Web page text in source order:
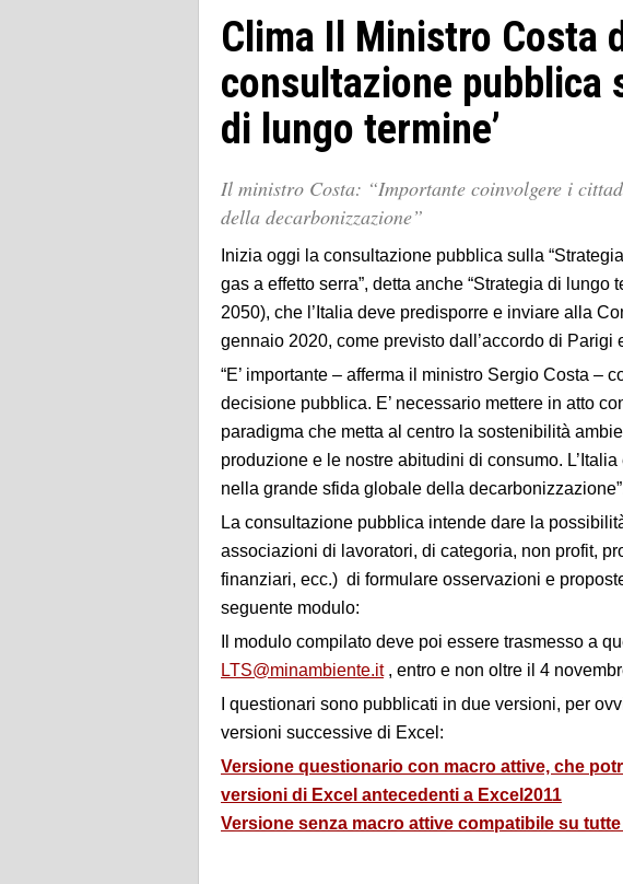
Clima Il Ministro Costa
consultazione pubblica
di lungo termine’
Il ministro Costa: “Importante coinvolgere i
della decarbonizzazione”
Inizia oggi la consultazione pubblica sulla
gas a effetto serra”, detta anche “Strategia di lungo
2050), che l’Italia deve predisporre e inviare alla
gennaio 2020, come previsto dall’accordo di Parigi
“E’ importante – afferma il ministro Sergio Costa –
decisione pubblica. E’ necessario mettere in atto
paradigma che metta al centro la sostenibilità
produzione e le nostre abitudini di consumo.
nella grande sfida globale della
La consultazione pubblica intende dare la
associazioni di lavoratori, di categoria, non profit,
finanziari, ecc.) di formulare osservazioni e
seguente modulo:
Il modulo compilato deve poi essere trasmesso a
LTS@minambiente.it, entro e non oltre il 4
I questionari sono pubblicati in due versioni, per
versioni successive di Excel:
Versione questionario con macro attive, che
versioni di Excel antecedenti a Excel2011
Versione senza macro attive compatibile su